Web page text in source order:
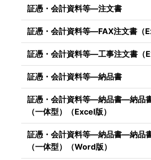
証憑・会計資料等―注文書
証憑・会計資料等―FAX注文書（
証憑・会計資料等―工事注文書（
証憑・会計資料等―納品書
証憑・会計資料等―納品書―納品
（一体型）（Excel版）
証憑・会計資料等―納品書―納品
（一体型）（Word版）